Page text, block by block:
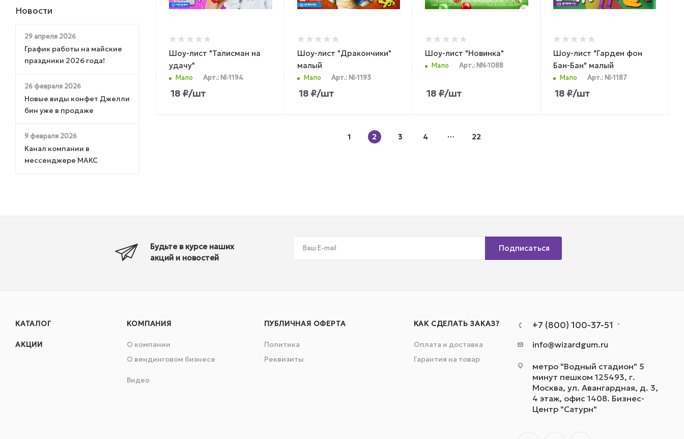
Шоу-лист "Талисман на
удачу"
Мало Арт.: NI-1194
18 ₽/шт
Шоу-лист "Дракончики"
малый
Мало Арт.: NI-1193
18₽/шт
Шоу-лист "Новинка"
Мало Арт.: NN-1088
18 ₽/шт
Шоу-лист "Гарден фон
Бан-Бан" малый
Мало Арт.: NI-1187
18₽/шт
1 2 3 4 22
Новости
29 апреля 2026
График работы на майские
праздники 2026 года!
26 февраля 2026
Новые виды конфет Джелли
бин уже в продаже
9 февраля 2026
Канал компании в
мессенджере МАКС
Будьте в курсе наших
акций и новостей
Подписаться
КАТАЛОГ
АКЦИИ
КОМПАНИЯ
О компании
О вендинговом бизнесе
Видео
ПУБЛИЧНАЯ ОФЕРТА
Политика
Реквизиты
КАК СДЕЛАТЬ ЗАКАЗ?
Оплата и доставка
Гарантия на товар
+7 (800) 100-37-51
info@wizardgum.ru
метро "Водный стадион" 5
минут пешком 125493, г.
Москва, ул. Авангардная, д. 3,
4 этаж, офис 1408. Бизнес-
Центр "Сатурн"